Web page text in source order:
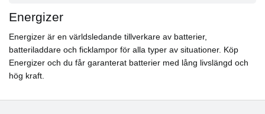
Energizer
Energizer är en världsledande tillverkare av batterier,
batteriladdare och ficklampor för alla typer av situationer. Köp
Energizer och du får garanterat batterier med lång livslängd och
hög kraft.